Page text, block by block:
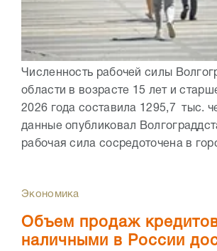
Численность рабочей силы
области в возрасте 15 лет и
2026 года составила 1295,7 тыс.
данные опубликовал
рабочая сила сосредоточена в
Экономика
Объем продаж
наличными в России